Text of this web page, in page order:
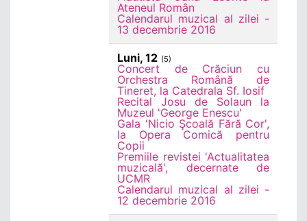
Ateneul Român
Calendarul muzical al zilei -
13 decembrie 2016
Luni, 12 (5)
Concert de Crăciun cu
Orchestra Română de
Tineret, la Catedrala Sf. Iosif
Recital Josu de Solaun la
Muzeul 'George Enescu'
Gala 'Nicio Şcoală Fără Cor',
la Opera Comică pentru
Copii
Premiile revistei 'Actualitatea
muzicală', decernate de
UCMR
Calendarul muzical al zilei -
12 decembrie 2016